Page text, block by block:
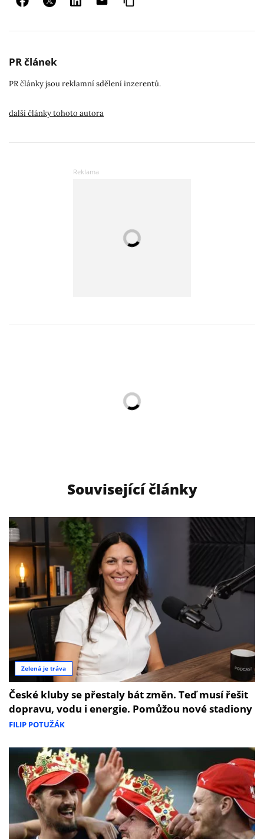
PR článek
PR články jsou reklamní sdělení inzerentů.
další články tohoto autora
Související články
Zelená je tráva
České kluby se přestaly bát změn. Teď musí řešit
dopravu, vodu i energie. Pomůžou nové stadiony
FILIP POTUŽÁK